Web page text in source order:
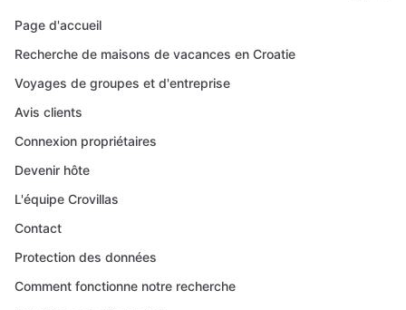
Page d'accueil
Recherche de maisons de vacances en Croatie
Voyages de groupes et d'entreprise
Avis clients
Connexion propriétaires
Devenir hôte
L'équipe Crovillas
Contact
Protection des données
Comment fonctionne notre recherche